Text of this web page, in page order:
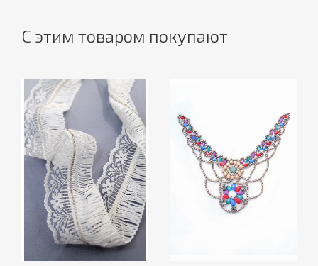
С этим товаром покупают